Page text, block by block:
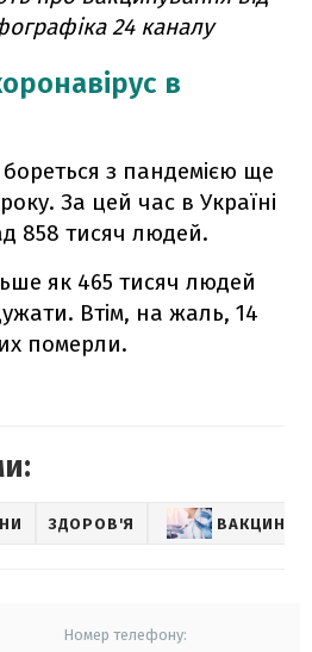
24 каналу
в
з пандемією ще
За цей час в Україні
858 тисяч людей.
як 465 тисяч людей
Втім, на жаль, 14
померли.
ЗДОРОВ'Я
Номер телефону: